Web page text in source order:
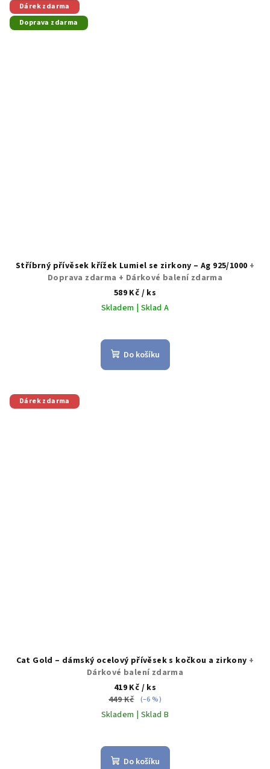
Dárek zdarma
Doprava zdarma
Stříbrný přívěsek křížek Lumiel se zirkony – Ag 925/1000 +
Doprava zdarma + Dárkové balení zdarma
589 Kč / ks
Skladem | Sklad A
Do košíku
Dárek zdarma
Cat Gold – dámský ocelový přívěsek s kočkou a zirkony +
Dárkové balení zdarma
419 Kč / ks
449 Kč
(–6 %)
Skladem | Sklad B
Do košíku